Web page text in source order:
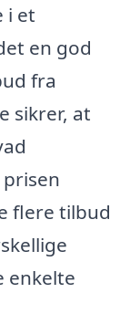
i et
en god
fra
sikrer, at
flere tilbud
enkelte